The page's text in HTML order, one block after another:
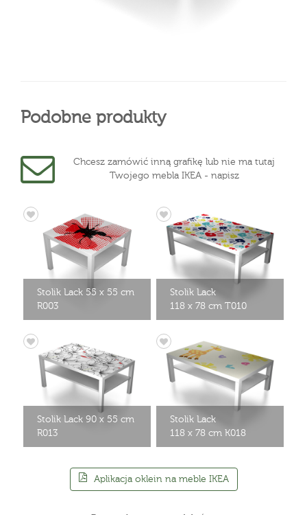
Podobne produkty
Chcesz zamówić inną grafikę lub nie ma tutaj
Twojego mebla IKEA - napisz
Stolik Lack 55 x 55 cm
R003
Stolik Lack
118 x 78 cm T010
Stolik Lack 90 x 55 cm
R013
Stolik Lack
118 x 78 cm K018
Aplikacja oklein na meble IKEA